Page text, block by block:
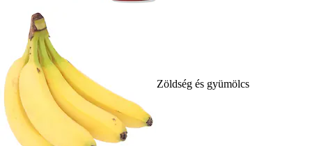
Zöldség és gyümölcs